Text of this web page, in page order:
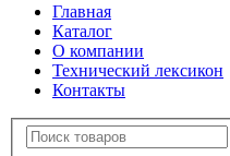
Главная
Каталог
О компании
Технический лексикон
Контакты